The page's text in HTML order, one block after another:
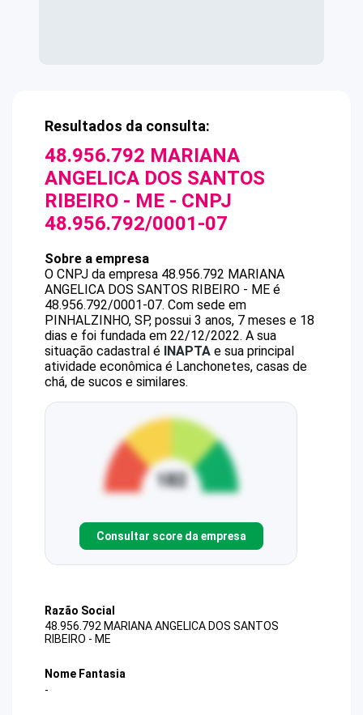
Resultados da consulta:
48.956.792 MARIANA
ANGELICA DOS SANTOS
RIBEIRO - ME - CNPJ
48.956.792/0001-07
Sobre a empresa
O CNPJ da empresa 48.956.792 MARIANA
ANGELICA DOS SANTOS RIBEIRO - ME é
48.956.792/0001-07. Com sede em
PINHALZINHO, SP, possui 3 anos, 7 meses e 18
dias e foi fundada em 22/12/2022. A sua
situação cadastral é INAPTA e sua principal
atividade econômica é Lanchonetes, casas de
chá, de sucos e similares.
Consultar score da empresa
Razão Social
48.956.792 MARIANA ANGELICA DOS SANTOS
RIBEIRO - ME
Nome Fantasia
-